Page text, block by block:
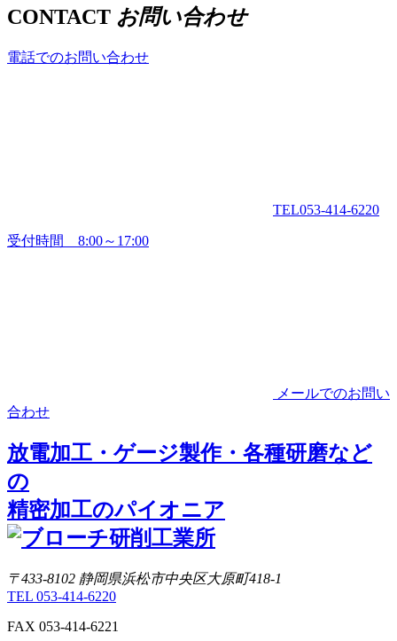
CONTACT お問い合わせ
電話でのお問い合わせ
TEL053-414-6220
受付時間 8:00～17:00
メールでのお問い
合わせ
放電加工・ゲージ製作・各種研磨など
の
精密加工のパイオニア
〒433-8102 静岡県浜松市中央区大原町418-1
TEL 053-414-6220
FAX 053-414-6221